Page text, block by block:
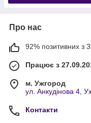
Про нас
92% позитивних з
Працює з
м. Ужгород
ул. Анкудінова 4,
Контакти